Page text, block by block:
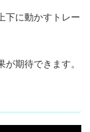
下に動かすトレー
期待できます。